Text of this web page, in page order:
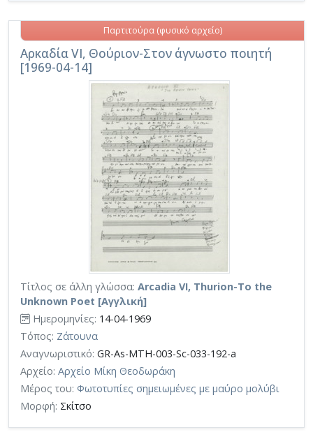
Αρκαδία VI, Θούριον-Στον άγνωστο ποιητή
[1969-04-14]
Παρτιτούρα (φυσικό αρχείο)
Τίτλος σε άλλη γλώσσα: Arcadia VI, Thurion-To the
Unknown Poet [Αγγλική]
Ημερομηνίες: 14-04-1969
Τόπος: Ζάτουνα
Αναγνωριστικό: GR-As-MTH-003-Sc-033-192-a
Αρχείο: Αρχείο Μίκη Θεοδωράκη
Μέρος του: Φωτοτυπίες σημειωμένες με μαύρο μολύβι
Μορφή: Σκίτσο